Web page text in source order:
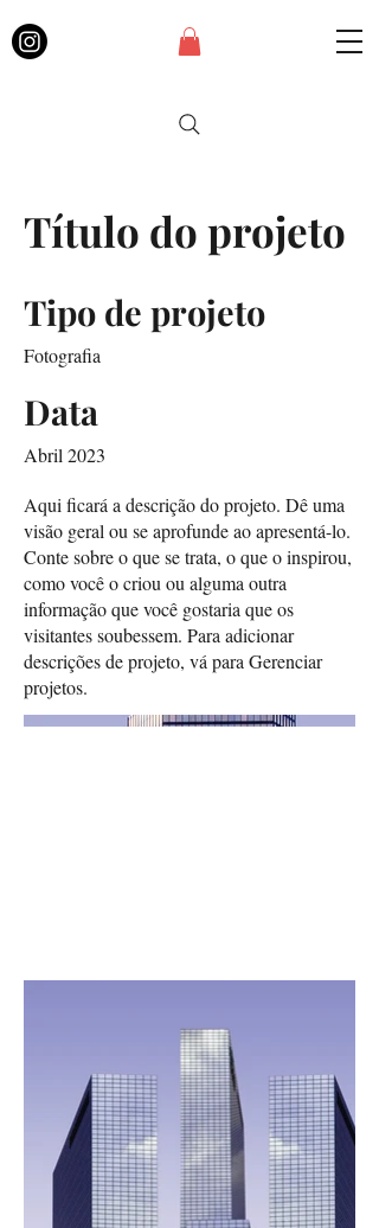
Título do projeto
Tipo de projeto
Fotografia
Data
Abril 2023
Aqui ficará a descrição do projeto. Dê uma
visão geral ou se aprofunde ao apresentá-lo.
Conte sobre o que se trata, o que o inspirou,
como você o criou ou alguma outra
informação que você gostaria que os
visitantes soubessem. Para adicionar
descrições de projeto, vá para Gerenciar
projetos.